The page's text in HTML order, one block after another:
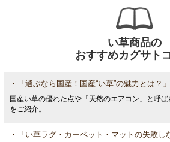
い草商品の
おすすめカグサト
・「選ぶなら国産！国産“い草”の魅力とは？」
国産い草の優れた点や「天然のエアコン」と呼
をご紹介。
・「い草ラグ・カーペット・マットの失敗し